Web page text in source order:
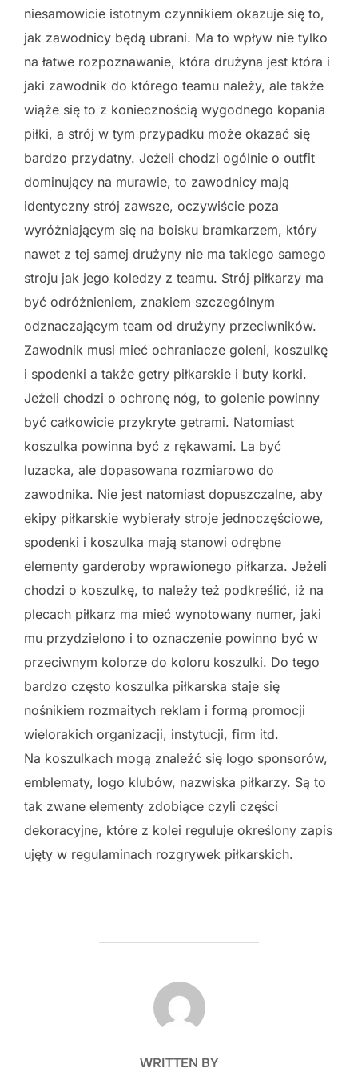
niesamowicie istotnym czynnikiem okazuje się to,
jak zawodnicy będą ubrani. Ma to wpływ nie tylko
na łatwe rozpoznawanie, która drużyna jest która i
jaki zawodnik do którego teamu należy, ale także
wiąże się to z koniecznością wygodnego kopania
piłki, a strój w tym przypadku może okazać się
bardzo przydatny. Jeżeli chodzi ogólnie o outfit
dominujący na murawie, to zawodnicy mają
identyczny strój zawsze, oczywiście poza
wyróżniającym się na boisku bramkarzem, który
nawet z tej samej drużyny nie ma takiego samego
stroju jak jego koledzy z teamu. Strój piłkarzy ma
być odróżnieniem, znakiem szczególnym
odznaczającym team od drużyny przeciwników.
Zawodnik musi mieć ochraniacze goleni, koszulkę
i spodenki a także getry piłkarskie i buty korki.
Jeżeli chodzi o ochronę nóg, to golenie powinny
być całkowicie przykryte getrami. Natomiast
koszulka powinna być z rękawami. La być
luzacka, ale dopasowana rozmiarowo do
zawodnika. Nie jest natomiast dopuszczalne, aby
ekipy piłkarskie wybierały stroje jednoczęściowe,
spodenki i koszulka mają stanowi odrębne
elementy garderoby wprawionego piłkarza. Jeżeli
chodzi o koszulkę, to należy też podkreślić, iż na
plecach piłkarz ma mieć wynotowany numer, jaki
mu przydzielono i to oznaczenie powinno być w
przeciwnym kolorze do koloru koszulki. Do tego
bardzo często koszulka piłkarska staje się
nośnikiem rozmaitych reklam i formą promocji
wielorakich organizacji, instytucji, firm itd.
Na koszulkach mogą znaleźć się logo sponsorów,
emblematy, logo klubów, nazwiska piłkarzy. Są to
tak zwane elementy zdobiące czyli części
dekoracyjne, które z kolei reguluje określony zapis
ujęty w regulaminach rozgrywek piłkarskich.
POST AUTHOR
WRITTEN BY